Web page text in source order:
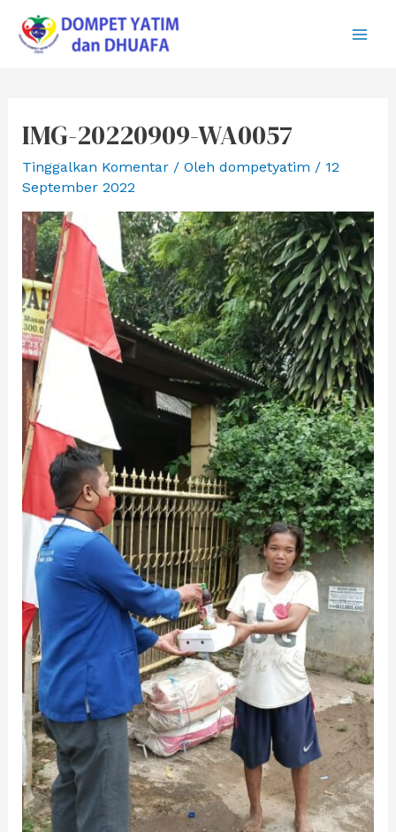
konten
IMG-20220909-WA0057
Tinggalkan Komentar / Oleh dompetyatim / 12
September 2022